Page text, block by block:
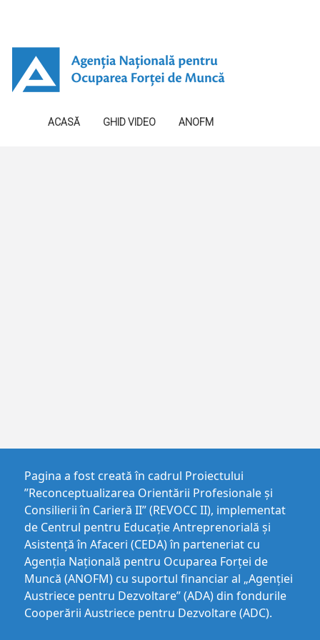
ACASĂ GHID VIDEO ANOFM
Pagina a fost creată în cadrul Proiectului
”Reconceptualizarea Orientării Profesionale și
Consilierii în Carieră II” (REVOCC II), implementat
de Centrul pentru Educaţie Antreprenorială şi
Asistenţă în Afaceri (CEDA) în parteneriat cu
Agenția Națională pentru Ocuparea Forței de
Muncă (ANOFM) cu suportul financiar al „Agenției
Austriece pentru Dezvoltare” (ADA) din fondurile
Cooperării Austriece pentru Dezvoltare (ADC).